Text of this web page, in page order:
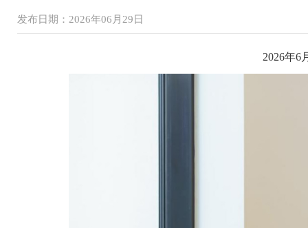
发布日期：2026年06月29日
2026年6